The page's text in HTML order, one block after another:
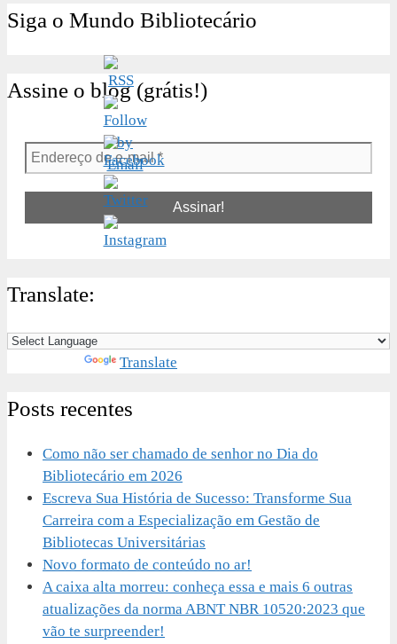
Siga o Mundo Bibliotecário
Assine o blog (grátis!)
Endereço
de
e-
*
Translate:
Translate
Posts recentes
Como não ser chamado de senhor no Dia do
Bibliotecário em 2026
Escreva Sua História de Sucesso: Transforme Sua
Carreira com a Especialização em Gestão de
Bibliotecas Universitárias
Novo formato de conteúdo no ar!
A caixa alta morreu: conheça essa e mais 6 outras
atualizações da norma ABNT NBR 10520:2023 que
vão te surpreender!